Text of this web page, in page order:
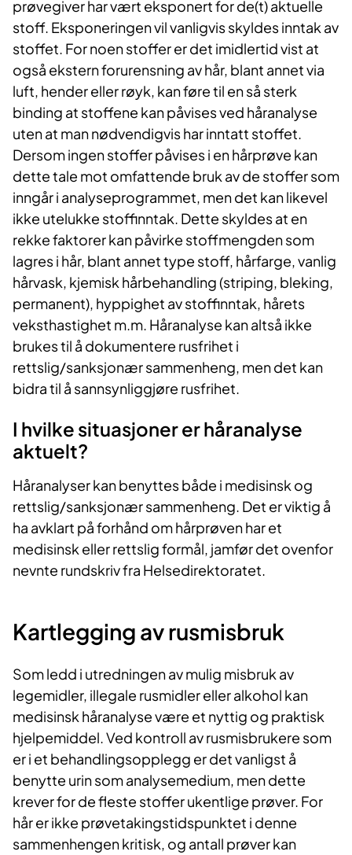
prøvegiver har vært eksponert for de(t) aktuelle
stoff. Eksponeringen vil vanligvis skyldes inntak av
stoffet. For noen stoffer er det imidlertid vist at
også ekstern forurensning av hår, blant annet via
luft, hender eller røyk, kan føre til en så sterk
binding at stoffene kan påvises ved håranalyse
uten at man nødvendigvis har inntatt stoffet.
Dersom ingen stoffer påvises i en hårprøve kan
dette tale mot omfattende bruk av de stoffer som
inngår i analyseprogrammet, men det kan likevel
ikke utelukke stoffinntak. Dette skyldes at en
rekke faktorer kan påvirke stoffmengden som
lagres i hår, blant annet type stoff, hårfarge, vanlig
hårvask, kjemisk hårbehandling (striping, bleking,
permanent), hyppighet av stoffinntak, hårets
veksthastighet m.m. Håranalyse kan altså ikke
brukes til å dokumentere rusfrihet i
rettslig/sanksjonær sammenheng, men det kan
bidra til å sannsynliggjøre rusfrihet.
I hvilke situasjoner er håranalyse
aktuelt?
Håranalyser kan benyttes både i medisinsk og
rettslig/sanksjonær sammenheng. Det er viktig å
ha avklart på forhånd om hårprøven har et
medisinsk eller rettslig formål, jamfør det ovenfor
nevnte rundskriv fra Helsedirektoratet.
Kartlegging av rusmisbruk
Som ledd i utredningen av mulig misbruk av
legemidler, illegale rusmidler eller alkohol kan
medisinsk håranalyse være et nyttig og praktisk
hjelpemiddel. Ved kontroll av rusmisbrukere som
er i et behandlingsopplegg er det vanligst å
benytte urin som analysemedium, men dette
krever for de fleste stoffer ukentlige prøver. For
hår er ikke prøvetakingstidspunktet i denne
sammenhengen kritisk, og antall prøver kan